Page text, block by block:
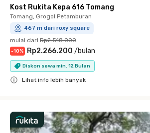
Kost Rukita Kepa 616 Tomang
Tomang, Grogol Petamburan
467 m dari roxy square
mulai dari Rp2.518.000
-10% Rp2.266.200 /bulan
Diskon sewa min. 12 Bulan
Lihat info lebih banyak